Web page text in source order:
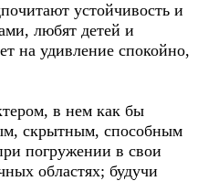
устойчивость и
любят детей и
на удивление спокойно,
в нем как бы
скрытным, способным
погружении в свои
областях; будучи